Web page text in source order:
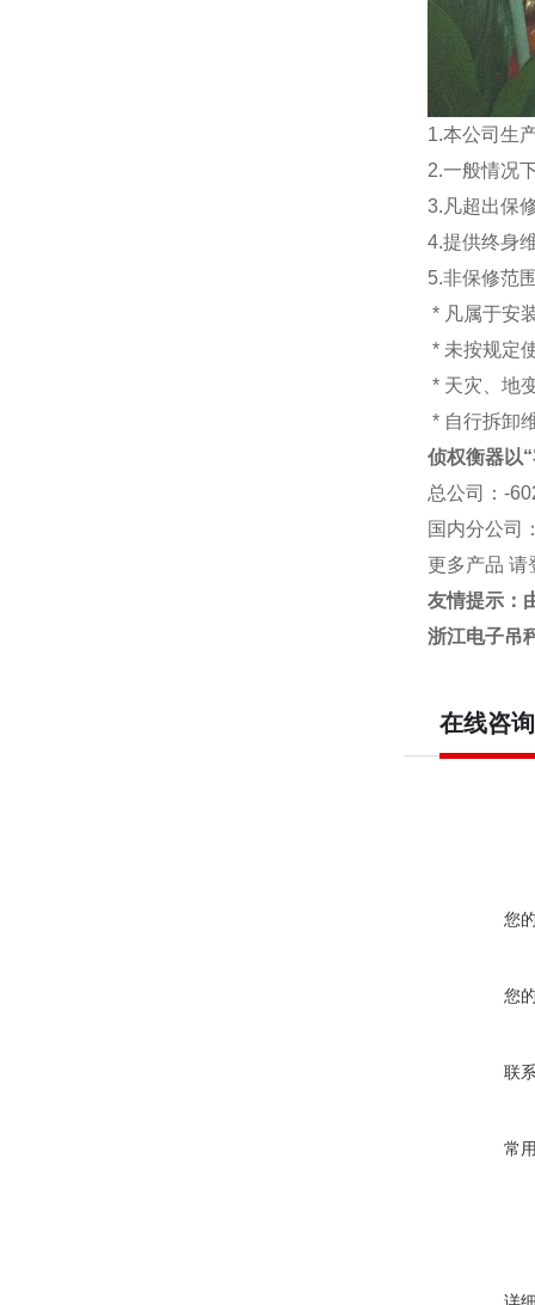
1.本公司生
2.一般情况
3.凡超出保
4.提供终身
5.非保修范
* 凡属于安
* 未按规定
* 天灾、地
* 自行拆卸
侦权衡器以
总公司
：-
国内分公司
更多产品 请
友情提示：
浙江电子吊
在线咨询
您
您
联
常